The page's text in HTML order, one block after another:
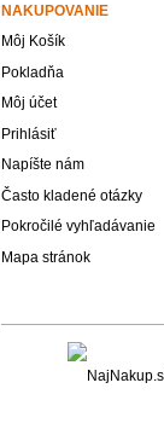
NAKUPOVANIE
Môj Košík
Pokladňa
Môj účet
Prihlásiť
Napíšte nám
Často kladené otázky
Pokročilé vyhľadávanie
Mapa stránok